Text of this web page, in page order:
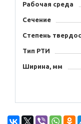
Рабочая среда
Сечение
Степень
Тип РТИ
Ширина, мм